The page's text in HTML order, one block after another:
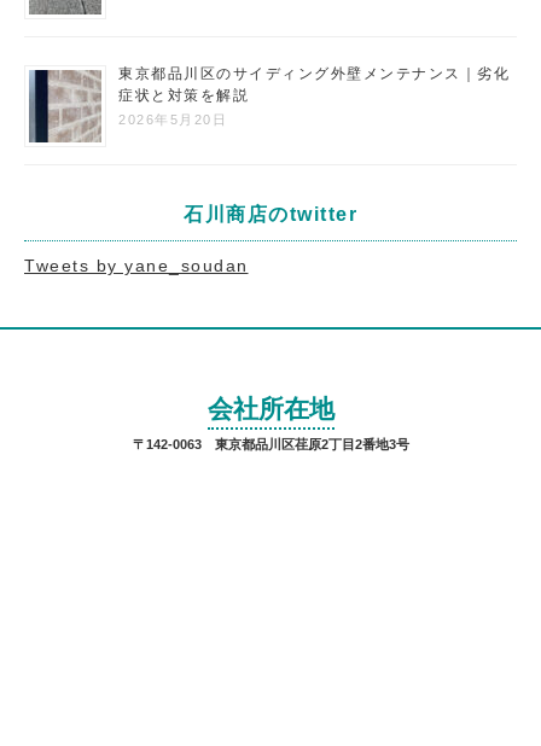
東京都品川区のサイディング外壁メンテナンス｜劣化
症状と対策を解説
2026年5月20日
石川商店のtwitter
Tweets by yane_soudan
会社所在地
〒142-0063 東京都品川区荏原2丁目2番地3号